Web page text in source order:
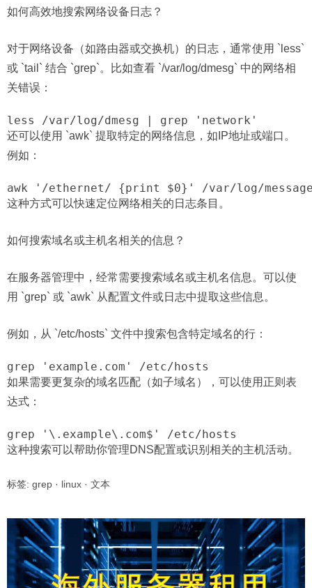
如何高效地搜索网络设备日志？
对于网络设备（如路由器或交换机）的日志，通常使用 `less`
或 `tail` 结合 `grep`。比如查看 `/var/log/dmesg` 中的网络相
关错误：
less /var/log/dmesg | grep 'network'
还可以使用 `awk` 提取特定的网络信息，如IP地址或端口。
例如：
awk '/ethernet/ {print $0}' /var/log/
这种方式可以快速定位网络相关的日志条目。
如何搜索域名或主机名相关的信息？
在服务器管理中，经常需要搜索域名或主机名信息。可以使
用 `grep` 或 `awk` 从配置文件或日志中提取这些信息。
例如，从 `/etc/hosts` 文件中搜索包含特定域名的行：
grep 'example.com' /etc/hosts
如果需要更复杂的域名匹配（如子域名），可以使用正则表
达式：
grep '\.example\.com$' /etc/hosts
这种搜索可以帮助你管理DNS配置或识别相关的主机活动。
标签: grep · linux · 文本